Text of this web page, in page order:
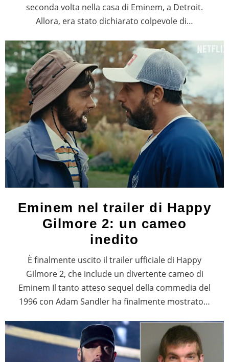
seconda volta nella casa di Eminem, a Detroit.
Allora, era stato dichiarato colpevole di…
Eminem nel trailer di Happy
Gilmore 2: un cameo
inedito
È finalmente uscito il trailer ufficiale di Happy
Gilmore 2, che include un divertente cameo di
Eminem Il tanto atteso sequel della commedia del
1996 con Adam Sandler ha finalmente mostrato…